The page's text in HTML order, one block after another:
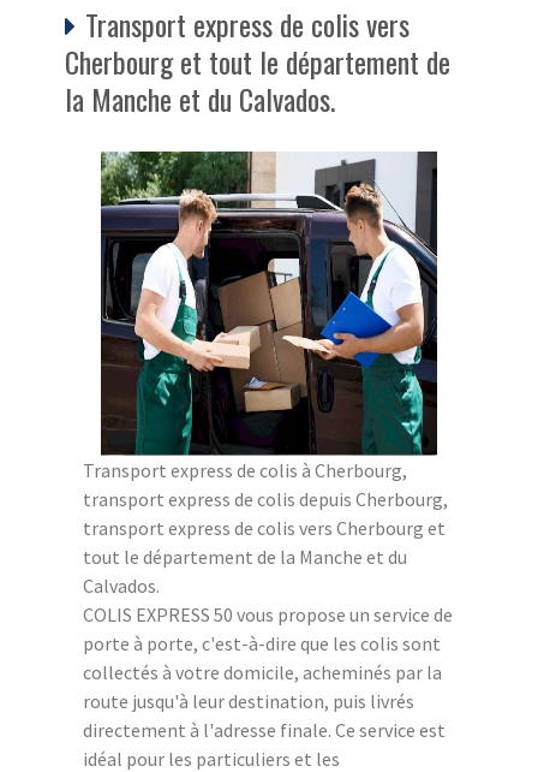
Transport express de colis vers
Cherbourg et tout le département de
la Manche et du Calvados.
Transport express de colis à Cherbourg,
transport express de colis depuis Cherbourg,
transport express de colis vers Cherbourg et
tout le département de la Manche et du
Calvados.
COLIS EXPRESS 50 vous propose un service de
porte à porte, c'est-à-dire que les colis sont
collectés à votre domicile, acheminés par la
route jusqu'à leur destination, puis livrés
directement à l'adresse finale. Ce service est
idéal pour les particuliers et les